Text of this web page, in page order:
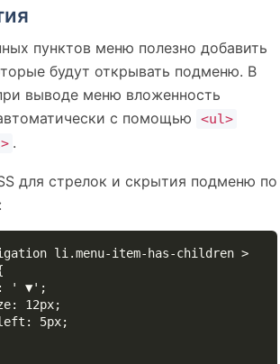
пунктов меню полезно добавить
будут открывать подменю. В
выводе меню вложенность
с помощью
<ul>
.
для стрелок и скрытия подменю по
li.menu-item-has-children >